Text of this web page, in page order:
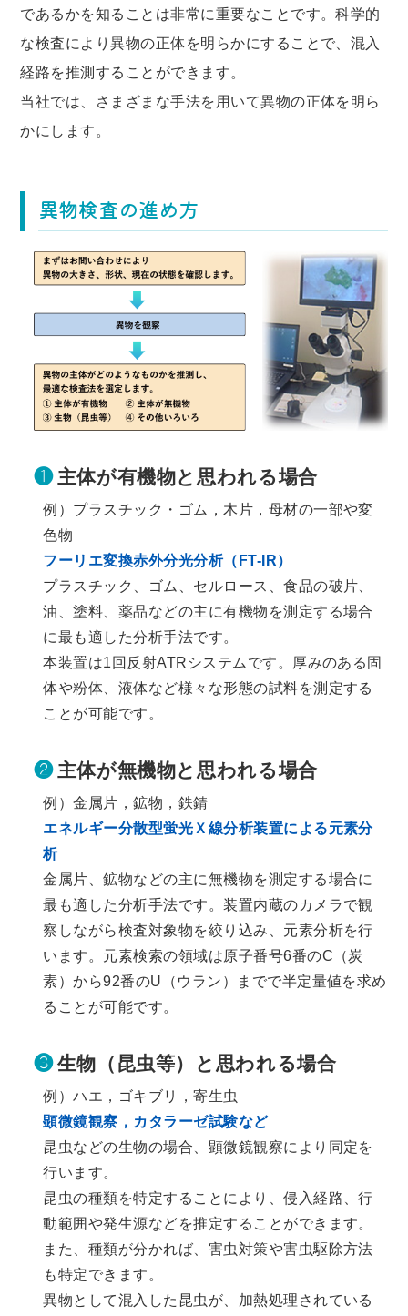
であるかを知ることは非常に重要なことです。科学的
な検査により異物の正体を明らかにすることで、混入
経路を推測することができます。
当社では、さまざまな手法を用いて異物の正体を明ら
かにします。
異物検査の進め方
❶ 主体が有機物と思われる場合
例）プラスチック・ゴム，木片，母材の一部や変
色物
フーリエ変換赤外分光分析（FT-IR）
プラスチック、ゴム、セルロース、食品の破片、
油、塗料、薬品などの主に有機物を測定する場合
に最も適した分析手法です。
本装置は1回反射ATRシステムです。厚みのある固
体や粉体、液体など様々な形態の試料を測定する
ことが可能です。
❷ 主体が無機物と思われる場合
例）金属片，鉱物，鉄錆
エネルギー分散型蛍光Ｘ線分析装置による元素分
析
金属片、鉱物などの主に無機物を測定する場合に
最も適した分析手法です。装置内蔵のカメラで観
察しながら検査対象物を絞り込み、元素分析を行
います。元素検索の領域は原子番号6番のC（炭
素）から92番のU（ウラン）までで半定量値を求め
ることが可能です。
❸生物（昆虫等）と思われる場合
例）ハエ，ゴキブリ，寄生虫
顕微鏡観察，カタラーゼ試験など
昆虫などの生物の場合、顕微鏡観察により同定を
行います。
昆虫の種類を特定することにより、侵入経路、行
動範囲や発生源などを推定することができます。
また、種類が分かれば、害虫対策や害虫駆除方法
も特定できます。
異物として混入した昆虫が、加熱処理されている